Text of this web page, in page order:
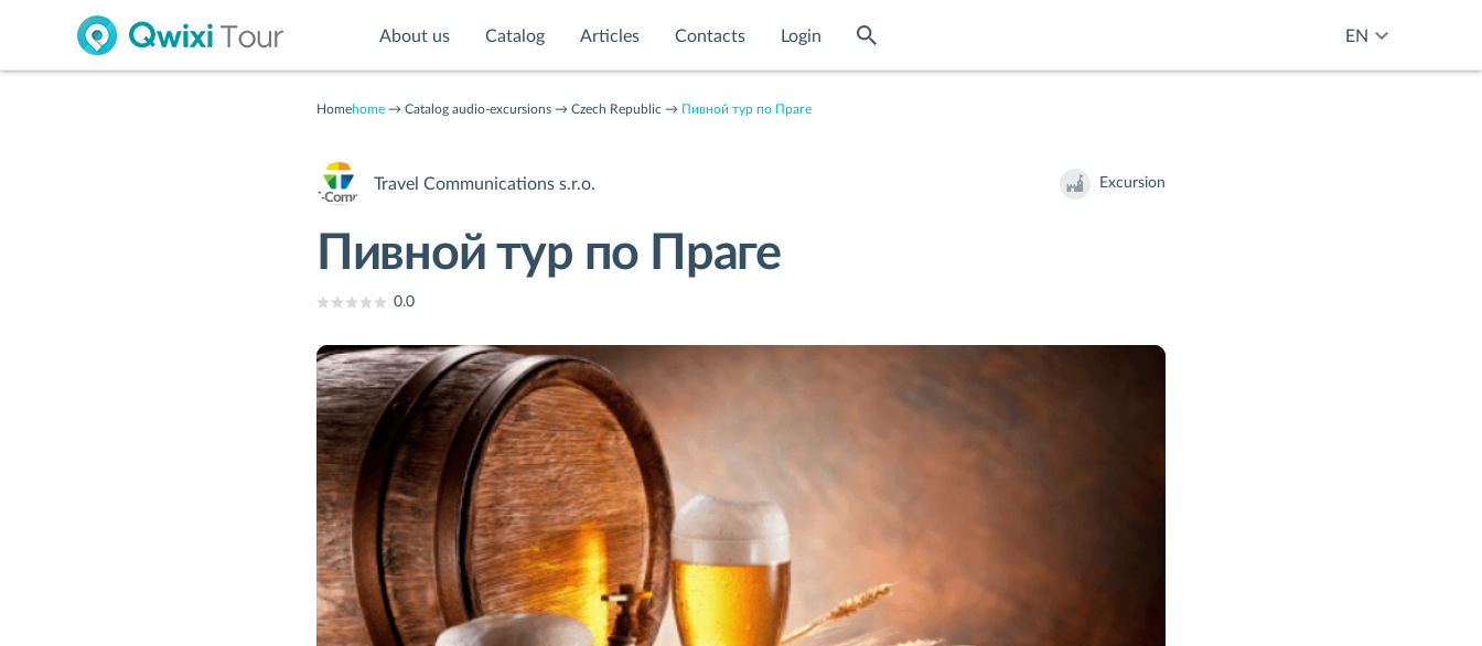
About us Catalog Articles Contacts Login EN
Homehome Catalog audio-excursions Czech Republic Пивной тур по Праге
Excursion
Travel Communications s.r.o.
Пивной тур по Праге
0.0